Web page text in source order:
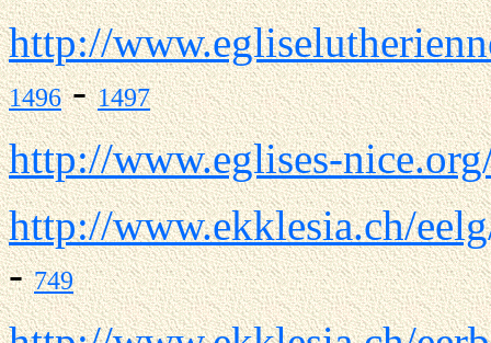
http://
1496-1497
http://www.eglises-
http://www.ekklesia.ch/
-749